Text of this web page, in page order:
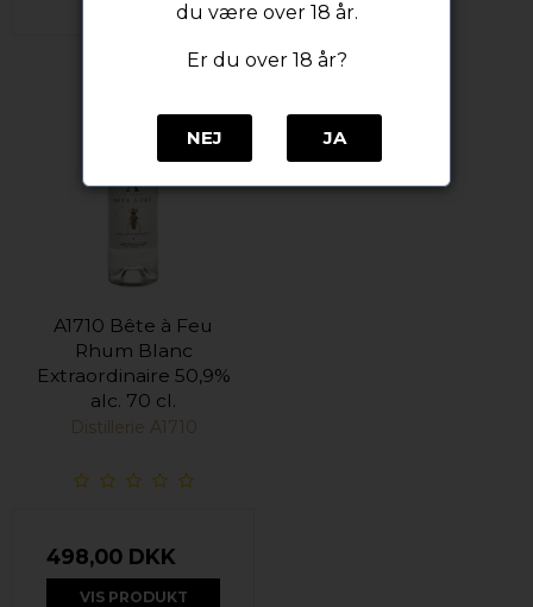
A1710 Bête à Feu
Rhum Blanc
Extraordinaire 50,9%
alc. 70 cl.
Distillerie A1710
498,00 DKK
VIS PRODUKT
du være over 18 år.
Er du over 18 år?
NEJ JA